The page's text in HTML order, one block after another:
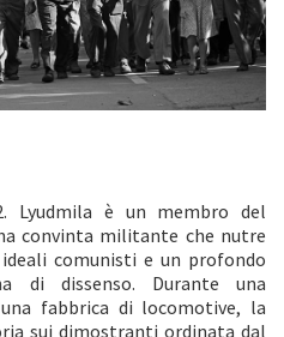
Lyudmila è un membro del
convinta militante che nutre
comunisti e un profondo
di dissenso. Durante una
fabbrica di locomotive, la
sui dimostranti ordinata dal